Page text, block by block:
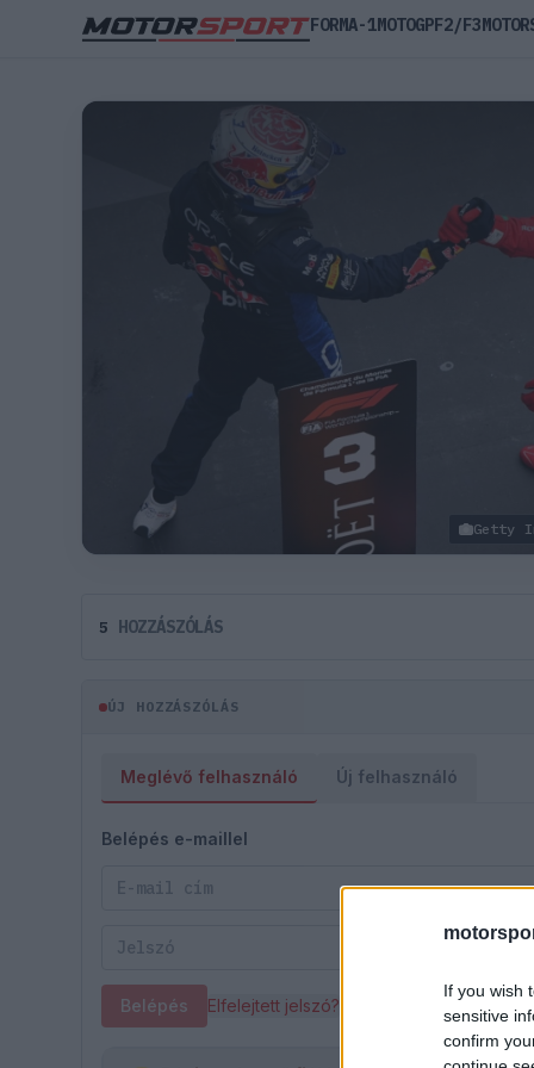
If you wish
sensitive
confirm
Getty
5 HOZZÁSZÓLÁS
ÚJ HOZZÁSZÓLÁS
Meglévő felhasználó Új felhasználó
Belépés e-maillel
Belépés Elfelejtett jelszó?
FORMA-1MOTOGPF2/F3